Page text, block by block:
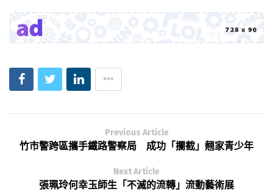
Previous Article
竹市警跨區攜手鐵路警察局 成功「攔截」翹家青少年
Next Article
張珮玲何幸玉師生「不滅的流轉」流動藝術展